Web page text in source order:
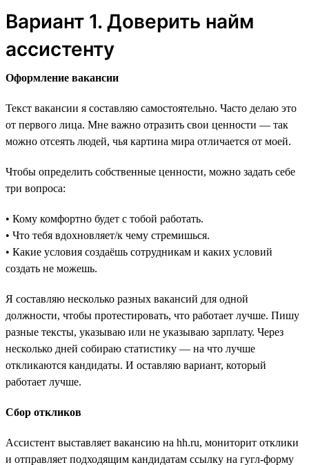
Вариант 1. Доверить найм
ассистенту
Оформление вакансии
Текст вакансии я составляю самостоятельно. Часто делаю это
от первого лица. Мне важно отразить свои ценности — так
можно отсеять людей, чья картина мира отличается от моей.
Чтобы определить собственные ценности, можно задать себе
три вопроса:
• Кому комфортно будет с тобой работать.
• Что тебя вдохновляет/к чему стремишься.
• Какие условия создаёшь сотрудникам и каких условий
создать не можешь.
Я составляю несколько разных вакансий для одной
должности, чтобы протестировать, что работает лучше. Пишу
разные тексты, указываю или не указываю зарплату. Через
несколько дней собираю статистику — на что лучше
откликаются кандидаты. И оставляю вариант, который
работает лучше.
Сбор откликов
Ассистент выставляет вакансию на hh.ru, мониторит отклики
и отправляет подходящим кандидатам ссылку на гугл-форму